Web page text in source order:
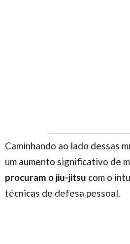
Caminhando ao lado dessas
um aumento significativo de
procuram o jiu-jitsu com o
técnicas de defesa pessoal.